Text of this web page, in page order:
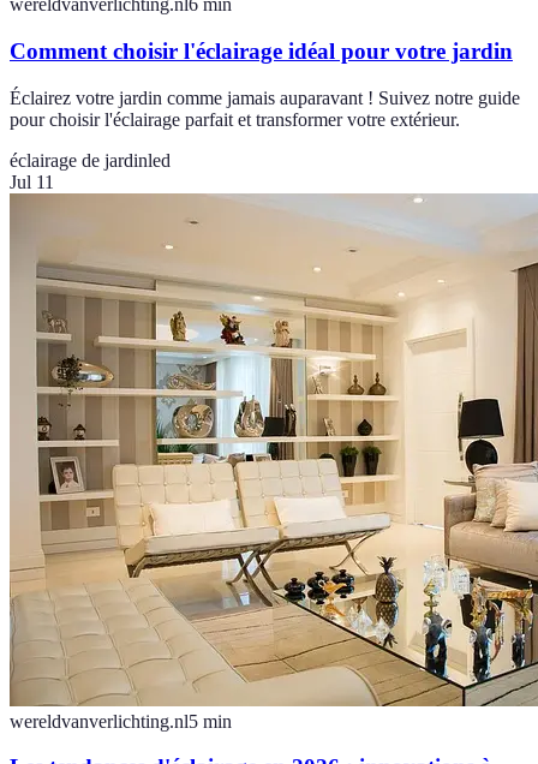
wereldvanverlichting.nl 6 min
Comment choisir l'éclairage idéal pour votre jardin
Éclairez votre jardin comme jamais auparavant ! Suivez notre guide
pour choisir l'éclairage parfait et transformer votre extérieur.
éclairage de jardinled
Jul 11
wereldvanverlichting.nl5 min